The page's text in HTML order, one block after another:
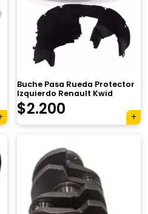
Buche Pasa Rueda Protector
Izquierdo Renault Kwid
$2.200